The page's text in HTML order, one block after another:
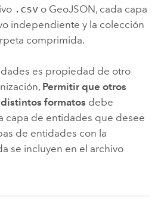
.csvo GeoJSON, cada capa
independiente y la colección
comprimida.
es propiedad de otro
Permitir que otros
formatos debe
capa de entidades que desee
de entidades con la
se incluyen en el archivo